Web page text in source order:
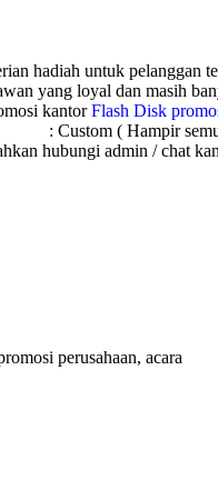
hadiah untuk pelanggan
yang loyal dan masih
kantorFlash Disk
( Hampir semua
hubungi admin / chat
perusahaan, acara